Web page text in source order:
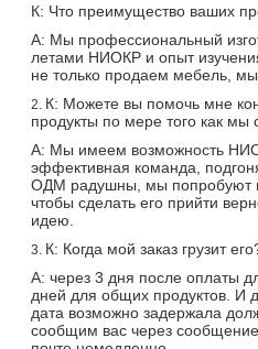
К: Что преимущество ваших
А: Мы профессиональный
летами НИОКР и опыт
не только продаем мебель,
2. К: Можете вы помочь мне
продукты по мере того как
А: Мы имеем возможность
эффективная команда,
ОДМ радушны, мы попробуют
чтобы сделать его прийти
идею.
3. К: Когда мой заказ грузит
А: через 3 дня после оплаты
дней для общих продуктов. И
дата возможно задержала
сообщим вас через